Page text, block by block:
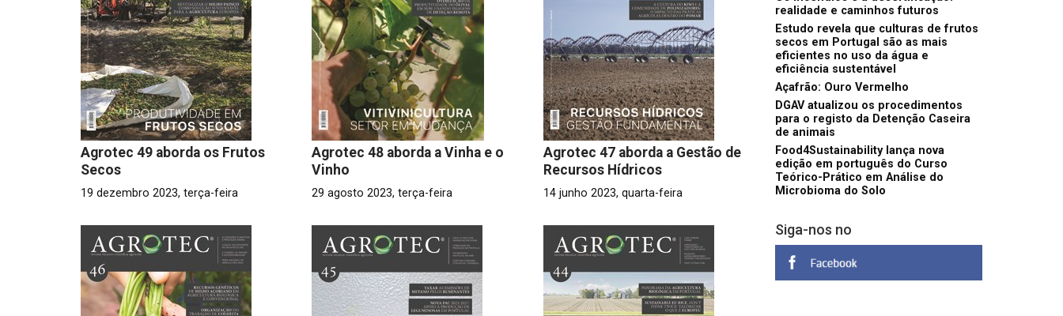
Agrotec 49 aborda os Frutos
Secos
19 dezembro 2023, terça-feira
Agrotec 48 aborda a Vinha e o
Vinho
29 agosto 2023, terça-feira
Agrotec 47 aborda a Gestão de
Recursos Hídricos
14 junho 2023, quarta-feira
realidade e caminhos futuros
Estudo revela que culturas de frutos
secos em Portugal são as mais
eficientes no uso da água e
eficiência sustentável
Açafrão: Ouro Vermelho
DGAV atualizou os procedimentos
para o registo da Detenção Caseira
de animais
Food4Sustainability lança nova
edição em português do Curso
Teórico-Prático em Análise do
Microbioma do Solo
Siga-nos no